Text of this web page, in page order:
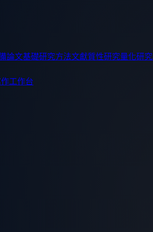
論文基礎研究方法文獻質性研究量化研究
工作台